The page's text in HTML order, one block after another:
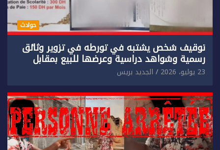
حوادث
توقيف شخص يشتبه في تورطه في تزوير وثائق
رسمية وشواهد دراسية وعرضها للبيع بمقابل
مادي.
23 يوليو، 2026 الجديد بريس